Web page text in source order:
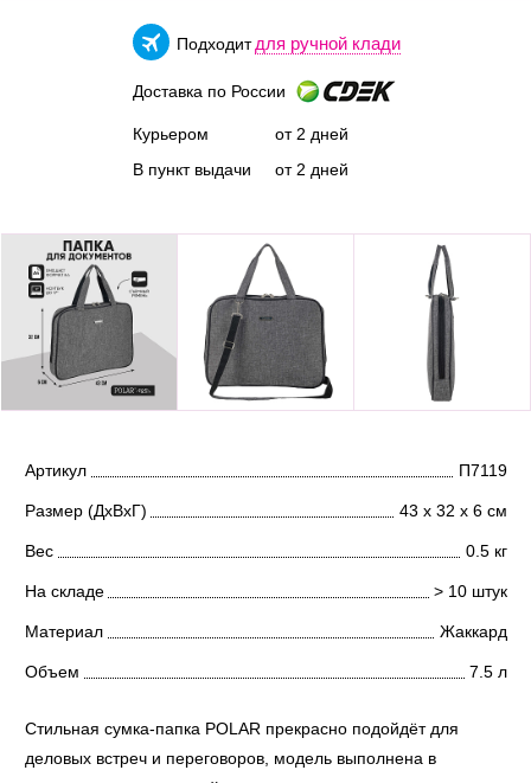
Подходит для ручной клади
Доставка по России
Курьером
В пункт выдачи
от 2 дней
от 2 дней
Артикул П7119
Размер (ДхВхГ) 43 х 32 х 6 см
Вес 0.5 кг
На складе > 10 штук
Материал Жаккард
Объем 7.5 л
Стильная сумка-папка POLAR прекрасно подойдёт для
деловых встреч и переговоров, модель выполнена в